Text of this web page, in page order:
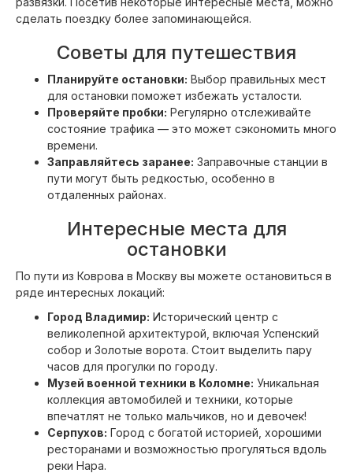
сделать поездку более запоминающейся.
Советы для путешествия
Планируйте остановки: Выбор правильных мест
для остановки поможет избежать усталости.
Проверяйте пробки: Регулярно отслеживайте
состояние трафика — это может сэкономить много
времени.
Заправляйтесь заранее: Заправочные станции в
пути могут быть редкостью, особенно в
отдаленных районах.
Интересные места для
остановки
По пути из Коврова в Москву вы можете остановиться в
ряде интересных локаций:
Город Владимир: Исторический центр с
великолепной архитектурой, включая Успенский
собор и Золотые ворота. Стоит выделить пару
часов для прогулки по городу.
Музей военной техники в Коломне: Уникальная
коллекция автомобилей и техники, которые
впечатлят не только мальчиков, но и девочек!
Серпухов: Город с богатой историей, хорошими
ресторанами и возможностью прогуляться вдоль
реки Нара.